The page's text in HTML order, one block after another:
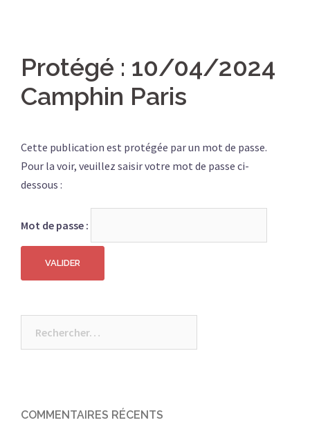
Protégé : 10/04/2024
Camphin Paris
Cette publication est protégée par un mot de passe.
Pour la voir, veuillez saisir votre mot de passe ci-
dessous :
Mot de passe :
COMMENTAIRES RÉCENTS